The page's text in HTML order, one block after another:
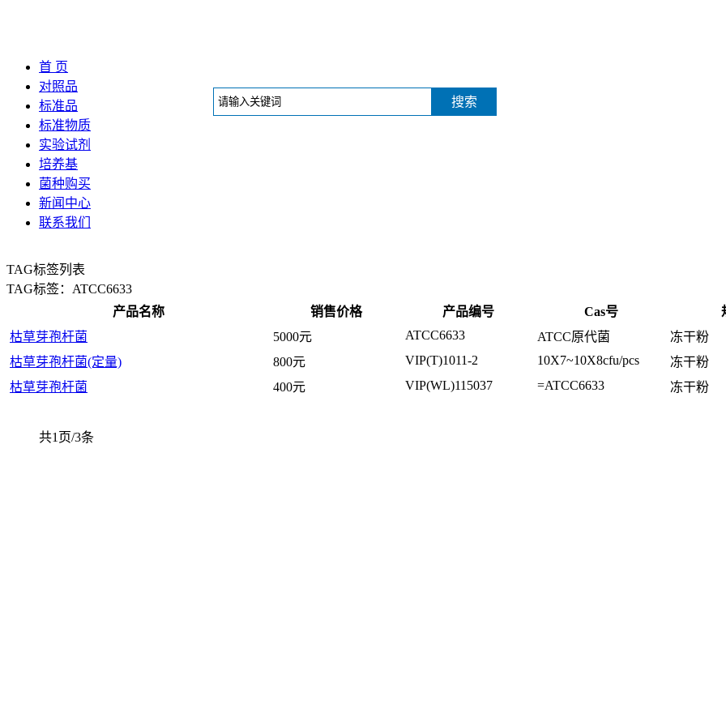
搜索
首 页
对照品
标准品
标准物质
实验试剂
培养基
菌种购买
新闻中心
联系我们
TAG标签列表
TAG标签：ATCC6633
产品名称
销售价格 产品编号 Cas号
枯草芽孢杆菌
5000元 ATCC6633 ATCC原代菌
冻干粉
枯草芽孢杆菌(定量)
800元 VIP(T)1011-2 10X7~10X8cfu/pcs
冻干粉
枯草芽孢杆菌
400元 VIP(WL)115037 =ATCC6633 冻干粉
共1页/3条